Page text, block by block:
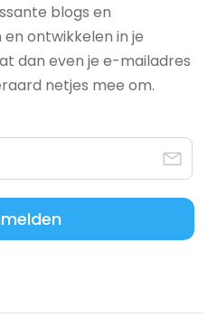
blogs en
ontwikkelen in je
dan even je e-mailadres
netjes mee om.